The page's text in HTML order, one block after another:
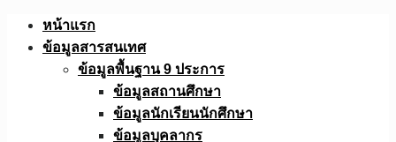
Skip
หน้าแรก
ข้อมูลสารสนเทศ
ข้อมูลพื้นฐาน 9 ประการ
ข้อมูลสถานศึกษา
ข้อมูลนักเรียนนักศึกษา
ข้อมูลบุคลากร